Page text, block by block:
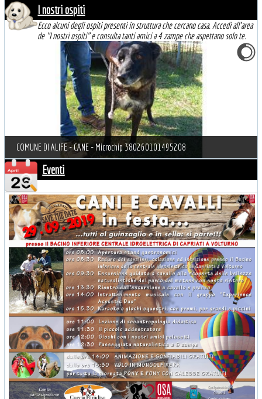
I nostri ospiti
Ecco alcuni degli ospiti presenti in struttura che cercano casa. Accedi all'area
de "I nostri ospiti" e consulta tanti amici a 4 zampe che aspettano solo te.
COMUNE DI ALIFE - CANE - Microchip 380260101495208
Eventi